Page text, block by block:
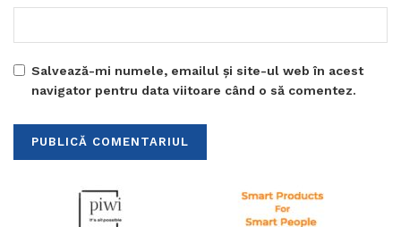
Salvează-mi numele, emailul și site-ul web în acest
navigator pentru data viitoare când o să comentez.